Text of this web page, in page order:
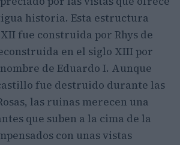
historia. Esta estructura
fue construida por Rhys de
en el siglo XIII por
de Eduardo I. Aunque
fue destruido durante las
las ruinas merecen una
que suben a la cima de la
con unas vistas